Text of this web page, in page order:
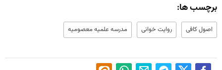
برچسب ها:
اصول کافی روایت خوانی مدرسه علمیه معصومیه